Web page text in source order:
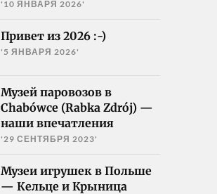
'10 ЯНВАРЯ 2026'
Привет из 2026 :-)
'5 ЯНВАРЯ 2026'
Музей паровозов в
Chabówce (Rabka Zdrój) —
наши впечатления
'29 СЕНТЯБРЯ 2023'
Музеи игрушек в Польше
— Кельце и Крыница